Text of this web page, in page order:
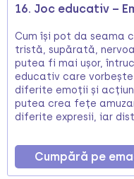
16. Joc educativ –
Cum își pot da seama
tristă, supărată,
putea fi mai ușor,
educativ care
diferite emoții și
putea crea fețe
diferite expresii, iar
Cumpără pe